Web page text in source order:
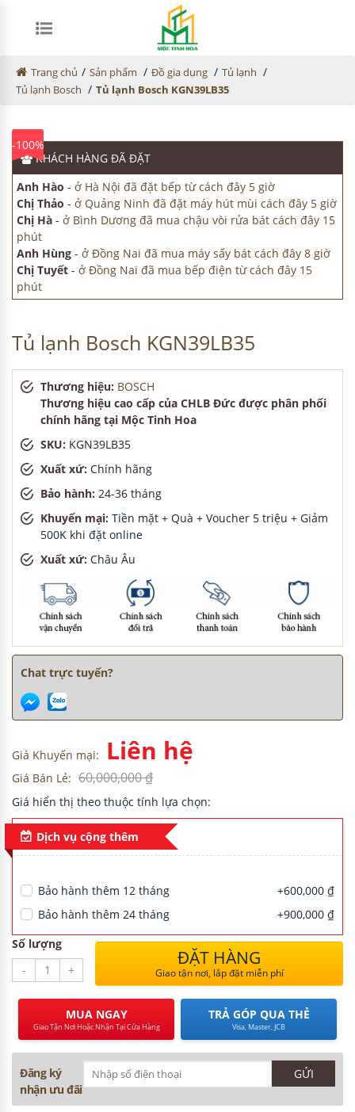
CƯ
Trang chủ / Sản phẩm / Đồ gia dụng / Tủ lạnh /
Tủ lạnh Bosch / Tủ lạnh Bosch KGN39LB35
-100%
KHÁCH HÀNG ĐÃ ĐẶT
Anh Hào - ở Hà Nội đã đặt bếp từ cách đây 5 giờ
Chị Thảo - ở Quảng Ninh đã đặt máy hút mùi cách đây 5 giờ
Chị Hà - ở Bình Dương đã mua chậu vòi rửa bát cách đây 15
phút
Anh Hùng - ở Đồng Nai đã mua máy sấy bát cách đây 8 giờ
Chị Tuyết - ở Đồng Nai đã mua bếp điện từ cách đây 15
phút
Tủ lạnh Bosch KGN39LB35
Thương hiệu: BOSCH
Thương hiệu cao cấp của CHLB Đức được phân phối
chính hãng tại Mộc Tinh Hoa
SKU: KGN39LB35
Xuất xứ: Chính hãng
Bảo hành: 24-36 tháng
Khuyến mại: Tiền mặt + Quà + Voucher 5 triệu + Giảm
500K khi đặt online
Xuất xứ: Châu Âu
Chat trực tuyến?
Giá Khuyến mại: Liên hệ
Giá Bán Lẻ: 60,000,000 ₫
Giá hiển thị theo thuộc tính lựa chọn:
Dịch vụ cộng thêm
Bảo hành thêm 12 tháng
+600,000 ₫
Bảo hành thêm 24 tháng
+900,000 ₫
Số lượng
-
+
ĐẶT HÀNG
Giao tận nơi, lắp đặt miễn phí
MUA NGAY
Giao Tận Nơi Hoặc Nhận Tại Cửa Hàng
TRẢ GÓP QUA THẺ
Visa, Master, JCB
Đăng ký
nhận ưu đãi